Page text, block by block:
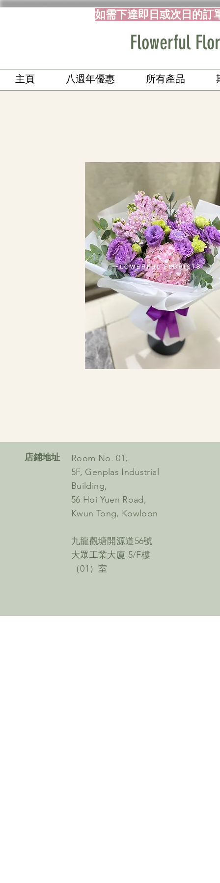
如需下達即日或次日的訂
Flowerful
主頁 八週年優惠 所有產品
​店鋪地址
Room No. 01,
5F, Genplas Industrial
Building,
56 Hoi Yuen Road,
Kwun Tong, Kowloon
九龍觀塘開源道56號
大眾工業大廈 5/F樓
（01）室